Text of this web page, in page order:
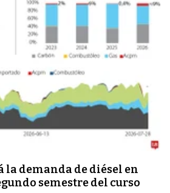
la demanda de diésel en
semestre del curso